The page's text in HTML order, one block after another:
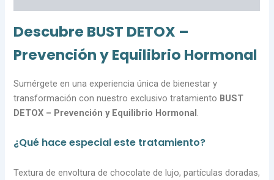
Descubre BUST DETOX –
Prevención y Equilibrio Hormonal
Sumérgete en una experiencia única de bienestar y
transformación con nuestro exclusivo tratamiento BUST
DETOX – Prevención y Equilibrio Hormonal.
¿Qué hace especial este tratamiento?
Textura de envoltura de chocolate de lujo, partículas doradas,